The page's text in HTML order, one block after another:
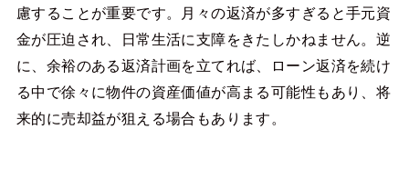
慮することが重要です。月々の返済が多すぎると手元資
金が圧迫され、日常生活に支障をきたしかねません。逆
に、余裕のある返済計画を立てれば、ローン返済を続け
る中で徐々に物件の資産価値が高まる可能性もあり、将
来的に売却益が狙える場合もあります。